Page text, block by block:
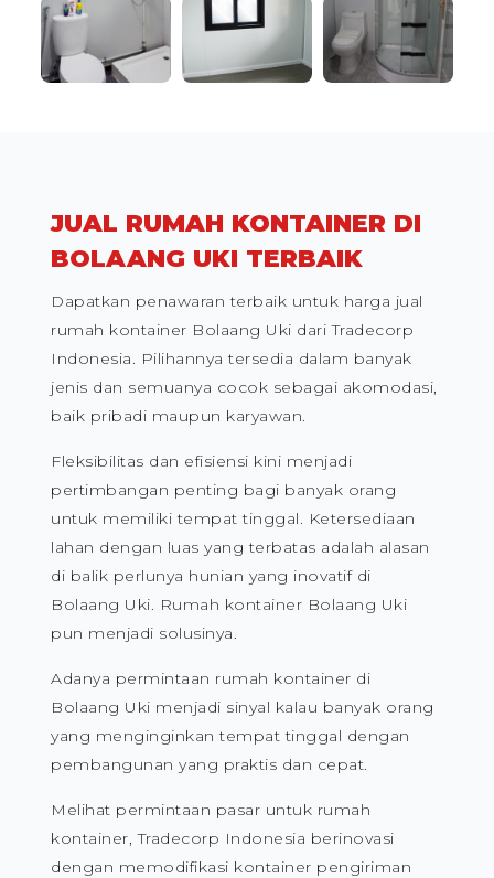
JUAL RUMAH KONTAINER DI
BOLAANG UKI TERBAIK
Dapatkan penawaran terbaik untuk harga jual
rumah kontainer Bolaang Uki dari Tradecorp
Indonesia. Pilihannya tersedia dalam banyak
jenis dan semuanya cocok sebagai akomodasi,
baik pribadi maupun karyawan.
Fleksibilitas dan efisiensi kini menjadi
pertimbangan penting bagi banyak orang
untuk memiliki tempat tinggal. Ketersediaan
lahan dengan luas yang terbatas adalah alasan
di balik perlunya hunian yang inovatif di
Bolaang Uki. Rumah kontainer Bolaang Uki
pun menjadi solusinya.
Adanya permintaan rumah kontainer di
Bolaang Uki menjadi sinyal kalau banyak orang
yang menginginkan tempat tinggal dengan
pembangunan yang praktis dan cepat.
Melihat permintaan pasar untuk rumah
kontainer, Tradecorp Indonesia berinovasi
dengan memodifikasi kontainer pengiriman